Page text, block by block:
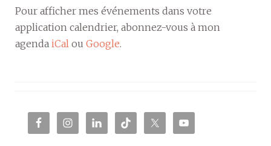
Pour afficher mes événements dans votre
application calendrier, abonnez-vous à mon
agenda iCal ou Google.